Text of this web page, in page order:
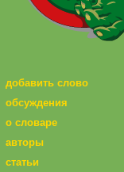
добавить слово
обсуждения
о словаре
авторы
статьи